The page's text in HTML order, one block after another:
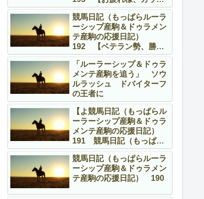
よかったよ】
競馬日記（もっぱらルーラ
ーシップ産駒＆ドゥラメン
テ産駒の応援日記）
192 【ベテラン勢、勝
つ！！】
「ルーラーシップ＆ドゥラ
メンテ産駒を追う」 ソウ
ルラッシュ ドバイターフ
の王者に
【よ競馬日記（もっぱらル
ーラーシップ産駒＆ドゥラ
メンテ産駒の応援日記）
191 競馬日記（もっぱら
ルーラーシップ産駒＆ドゥ
ラメンテ産駒の応援日
記） 191 【よくやって
る、頑張ってる！】
競馬日記（もっぱらルーラ
ーシップ産駒＆ドゥラメン
テ産駒の応援日記） 190